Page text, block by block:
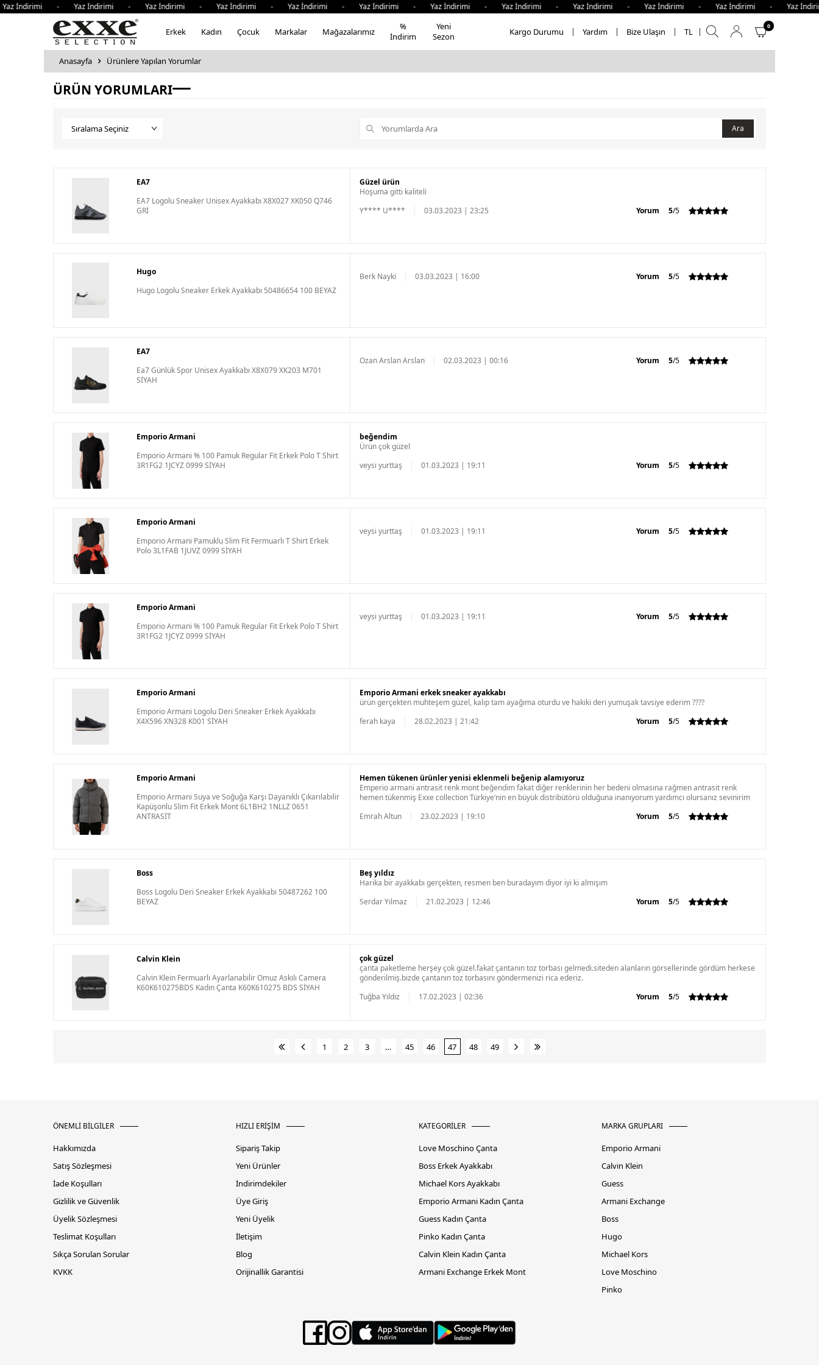
İndirimi - Yaz İndirimi - Yaz İndirimi - Yaz İndirimi - Yaz İndirimi - Yaz İndirimi - Yaz İndirimi - Yaz İndirimi - Yaz İndirimi - Yaz İndirimi - Yaz İndirimi -
Erkek Kadın Çocuk Markalar Mağazalarımız
%
İndirim
Yeni
Sezon
Kargo Durumu Yardım Bize Ulaşın TL
0
Anasayfa Ürünlere Yapılan Yorumlar
ÜRÜN YORUMLARI
Ara
EA7
EA7 Logolu Sneaker Unisex Ayakkabı X8X027 XK050 Q746
GRİ
Güzel ürün
Hoşuma gitti kaliteli
Y**** U****
03.03.2023 | 23:25 Yorum 5/5
Hugo
Hugo Logolu Sneaker Erkek Ayakkabı 50486654 100 BEYAZ
Berk Nayki 03.03.2023 | 16:00 Yorum 5/5
EA7
Ea7 Günlük Spor Unisex Ayakkabı X8X079 XK203 M701
SİYAH
Ozan Arslan Arslan 02.03.2023 | 00:16 Yorum 5/5
Emporio Armani
Emporio Armani % 100 Pamuk Regular Fit Erkek Polo T Shirt
3R1FG2 1JCYZ 0999 SİYAH
beğendim
Ürün çok güzel
veysi yurttaş
01.03.2023 | 19:11 Yorum 5/5
Emporio Armani
Emporio Armani Pamuklu Slim Fit Fermuarlı T Shirt Erkek
Polo 3L1FAB 1JUVZ 0999 SİYAH
veysi yurttaş 01.03.2023 | 19:11 Yorum 5/5
Emporio Armani
Emporio Armani % 100 Pamuk Regular Fit Erkek Polo T Shirt
3R1FG2 1JCYZ 0999 SİYAH
veysi yurttaş 01.03.2023 | 19:11 Yorum 5/5
Emporio Armani
Emporio Armani Logolu Deri Sneaker Erkek Ayakkabı
X4X596 XN328 K001 SİYAH
Emporio Armani erkek sneaker ayakkabı
ürün gerçekten muhteşem güzel, kalıp tam ayağıma oturdu ve hakiki deri yumuşak tavsiye ederim ????
ferah kaya
28.02.2023 | 21:42 Yorum 5/5
Emporio Armani
Emporio Armani Suya ve Soğuğa Karşı Dayanıklı Çıkarılabilir
Kapüşonlu Slim Fit Erkek Mont 6L1BH2 1NLLZ 0651
ANTRASİT
Hemen tükenen ürünler yenisi eklenmeli beğenip alamıyoruz
Emperio armani antrasit renk mont beğendim fakat diğer renklerinin her bedeni olmasına rağmen antrasit renk
hemen tükenmiş Exxe collection Türkiye’nin en büyük distribütörü olduğuna inanıyorum yardımcı olursanız sevinirim
Emrah Altun
23.02.2023 | 19:10 Yorum 5/5
Boss
Boss Logolu Deri Sneaker Erkek Ayakkabı 50487262 100
BEYAZ
Beş yıldız
Harika bir ayakkabı gerçekten, resmen ben buradayım diyor iyi ki almışım
Serdar Yılmaz
21.02.2023 | 12:46 Yorum 5/5
Calvin Klein
Calvin Klein Fermuarlı Ayarlanabilir Omuz Askılı Camera
K60K610275BDS Kadın Çanta K60K610275 BDS SİYAH
çok güzel
çanta paketleme herşey çok güzel.fakat çantanın toz torbası gelmedi.siteden alanların görsellerinde gördüm herkese
gönderilmiş.bizde çantanın toz torbasını göndermenizi rica ederiz.
Tuğba Yıldız
17.02.2023 | 02:36 Yorum 5/5
1 2 3 … 45 46 47 48 49
ÖNEMLİ BİLGİLER
Hakkımızda
Satış Sözleşmesi
İade Koşulları
Gizlilik ve Güvenlik
Üyelik Sözleşmesi
Teslimat Koşulları
Sıkça Sorulan Sorular
KVKK
HIZLI ERİŞİM
Sipariş Takip
Yeni Ürünler
İndirimdekiler
Üye Giriş
Yeni Üyelik
İletişim
Blog
Orijinallik Garantisi
KATEGORİLER
Love Moschino Çanta
Boss Erkek Ayakkabı
Michael Kors Ayakkabı
Emporio Armani Kadın Çanta
Guess Kadın Çanta
Pinko Kadın Çanta
Calvin Klein Kadın Çanta
Armani Exchange Erkek Mont
MARKA GRUPLARI
Emporio Armani
Calvin Klein
Guess
Armani Exchange
Boss
Hugo
Michael Kors
Love Moschino
Pinko